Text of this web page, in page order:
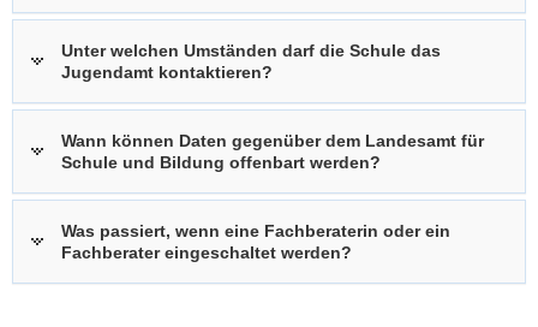
Unter welchen Umständen darf die Schule das
Jugendamt kontaktieren?
Wann können Daten gegenüber dem Landesamt für
Schule und Bildung offenbart werden?
Was passiert, wenn eine Fachberaterin oder ein
Fachberater eingeschaltet werden?